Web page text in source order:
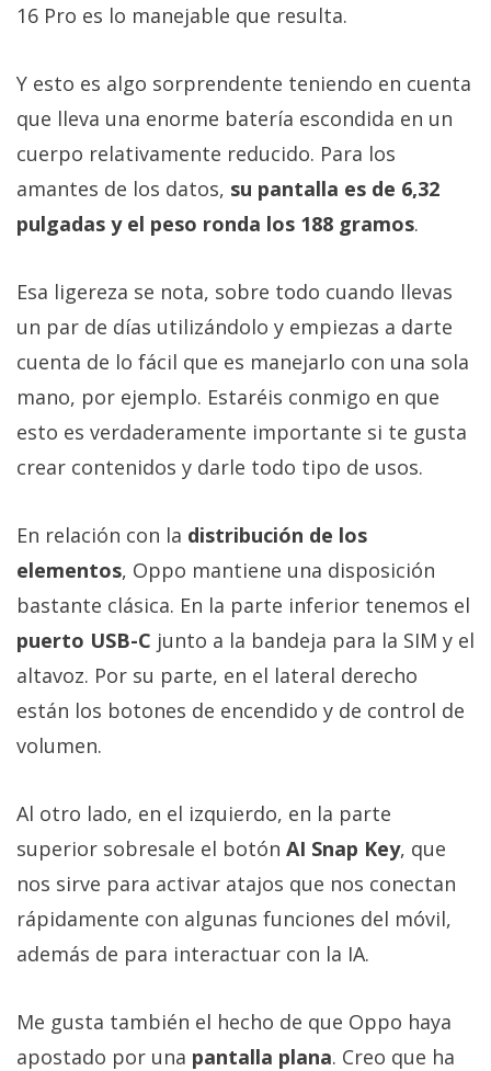
16 Pro es lo manejable que resulta.
Y esto es algo sorprendente teniendo en cuenta
que lleva una enorme batería escondida en un
cuerpo relativamente reducido. Para los
amantes de los datos, su pantalla es de 6,32
pulgadas y el peso ronda los 188 gramos.
Esa ligereza se nota, sobre todo cuando llevas
un par de días utilizándolo y empiezas a darte
cuenta de lo fácil que es manejarlo con una sola
mano, por ejemplo. Estaréis conmigo en que
esto es verdaderamente importante si te gusta
crear contenidos y darle todo tipo de usos.
En relación con la distribución de los
elementos, Oppo mantiene una disposición
bastante clásica. En la parte inferior tenemos el
puerto USB-C junto a la bandeja para la SIM y el
altavoz. Por su parte, en el lateral derecho
están los botones de encendido y de control de
volumen.
Al otro lado, en el izquierdo, en la parte
superior sobresale el botón AI Snap Key, que
nos sirve para activar atajos que nos conectan
rápidamente con algunas funciones del móvil,
además de para interactuar con la IA.
Me gusta también el hecho de que Oppo haya
apostado por una pantalla plana. Creo que ha